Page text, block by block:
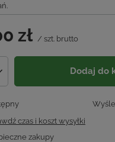
zł / szt. brutto
Dodaj do
czas i koszt wysyłki
zakupy